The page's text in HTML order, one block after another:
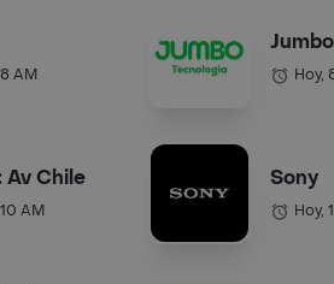
AM
Av Chile
AM
Jumbo
Hoy,
Sony
Hoy,